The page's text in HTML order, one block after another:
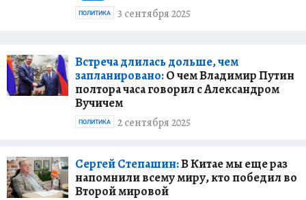
3 сентября 2025
ПОЛИТИКА
Встреча длилась дольше, чем
запланировано:О чем Владимир Путин
полтора часа говорил с Александром
Вучичем
2 сентября 2025
ПОЛИТИКА
Сергей Степашин:В Китае мы еще раз
напомнили всему миру, кто победил во
Второй мировой